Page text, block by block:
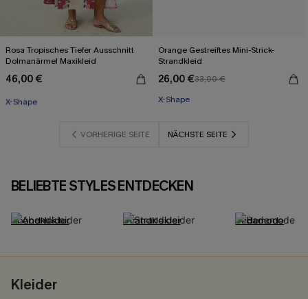
Rosa Tropisches Tiefer Ausschnitt
Dolmanärmel Maxikleid
46,00 €
Mit Gratis-Maßband
X-Shape
Orange Gestreiftes Mini-Strick-
Strandkleid
26,00 €33,00 €
X-Shape
VORHERIGE SEITE NÄCHSTE SEITE
BELIEBTE STYLES ENTDECKEN
Abendkleider Strandkleider Bademode
Kleider